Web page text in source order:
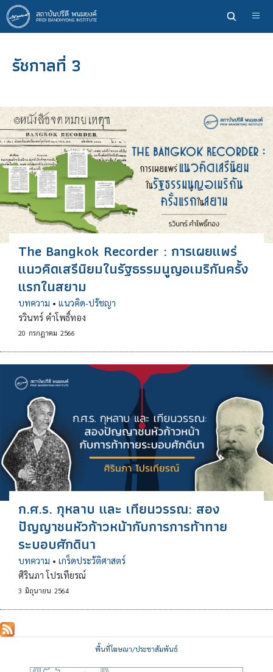
ข้าม
ไป
ยัง
หลักรัชกาลที่ 3
The Bangkok Recorder : การเผยแพร่
แนวคิดเสรีนิยมในรัฐธรรมนูญอเมริกันครั้ง
แรกในสยาม
บทความ • แนวคิด-ปรัชญา
รวินทร์ คำโพธิ์ทอง
20 กรกฎาคม 2566
ก.ศ.ร. กุหลาบ และ เทียนวรรณ: สอง
ปัญญาชนหัวก้าวหน้ากับการการท้าทาย
ระบอบศักดินา
บทความ • เกร็ดประวัติศาสตร์
ศิรินภา โปรเทียรณ์
3 มิถุนายน 2564
พื้นที่โฆษณา/ประชาสัมพันธ์